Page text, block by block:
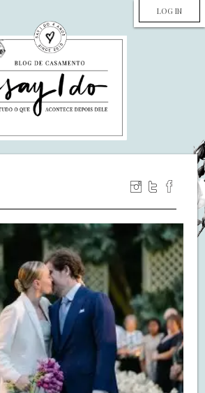
LOG IN
WILL YOU MARRY ME?
LUA DE MEL
COZINHA
DECORAÇÃO
DE NOIVA PRA NOIVA
S.O.S CASADAS
FALE COM O SAY I DO